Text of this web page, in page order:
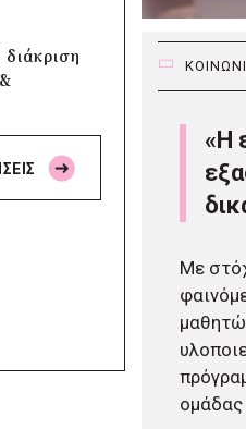
«Η
Με
ομάδας
σε δύο